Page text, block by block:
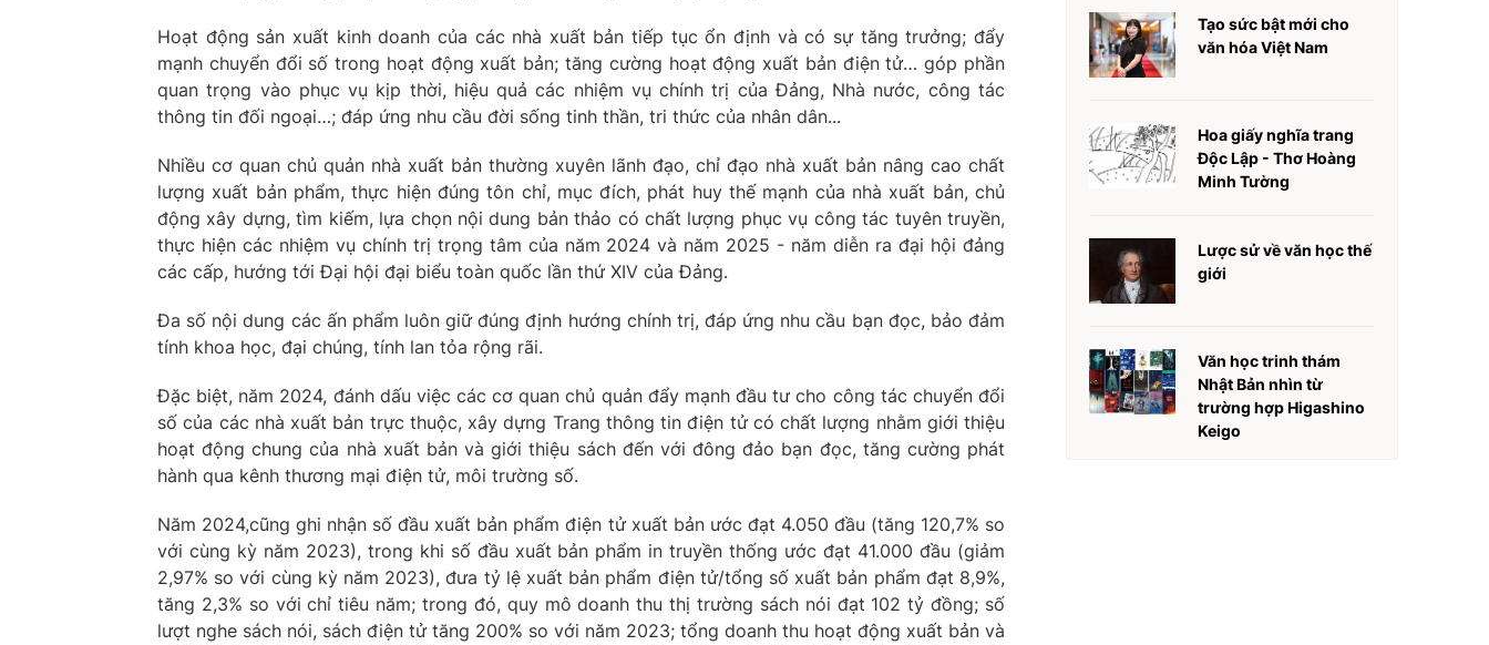
Hoạt động sản xuất kinh doanh của các nhà xuất bản tiếp tục ổn định và có sự tăng trưởng; đẩy
mạnh chuyển đổi số trong hoạt động xuất bản; tăng cường hoạt động xuất bản điện tử… góp phần
quan trọng vào phục vụ kịp thời, hiệu quả các nhiệm vụ chính trị của Đảng, Nhà nước, công tác
thông tin đối ngoại…; đáp ứng nhu cầu đời sống tinh thần, tri thức của nhân dân...
Nhiều cơ quan chủ quản nhà xuất bản thường xuyên lãnh đạo, chỉ đạo nhà xuất bản nâng cao chất
lượng xuất bản phẩm, thực hiện đúng tôn chỉ, mục đích, phát huy thế mạnh của nhà xuất bản, chủ
động xây dựng, tìm kiếm, lựa chọn nội dung bản thảo có chất lượng phục vụ công tác tuyên truyền,
thực hiện các nhiệm vụ chính trị trọng tâm của năm 2024 và năm 2025 - năm diễn ra đại hội đảng
các cấp, hướng tới Đại hội đại biểu toàn quốc lần thứ XIV của Đảng.
Đa số nội dung các ấn phẩm luôn giữ đúng định hướng chính trị, đáp ứng nhu cầu bạn đọc, bảo đảm
tính khoa học, đại chúng, tính lan tỏa rộng rãi.
Đặc biệt, năm 2024, đánh dấu việc các cơ quan chủ quản đẩy mạnh đầu tư cho công tác chuyển đổi
số của các nhà xuất bản trực thuộc, xây dựng Trang thông tin điện tử có chất lượng nhằm giới thiệu
hoạt động chung của nhà xuất bản và giới thiệu sách đến với đông đảo bạn đọc, tăng cường phát
hành qua kênh thương mại điện tử, môi trường số.
Năm 2024,cũng ghi nhận số đầu xuất bản phẩm điện tử xuất bản ước đạt 4.050 đầu (tăng 120,7% so
với cùng kỳ năm 2023), trong khi số đầu xuất bản phẩm in truyền thống ước đạt 41.000 đầu (giảm
2,97% so với cùng kỳ năm 2023), đưa tỷ lệ xuất bản phẩm điện tử/tổng số xuất bản phẩm đạt 8,9%,
tăng 2,3% so với chỉ tiêu năm; trong đó, quy mô doanh thu thị trường sách nói đạt 102 tỷ đồng; số
lượt nghe sách nói, sách điện tử tăng 200% so với năm 2023; tổng doanh thu hoạt động xuất bản và
Tạo sức bật mới cho
văn hóa Việt Nam
Hoa giấy nghĩa trang
Độc Lập - Thơ Hoàng
Minh Tường
Lược sử về văn học thế
giới
Văn học trinh thám
Nhật Bản nhìn từ
trường hợp Higashino
Keigo